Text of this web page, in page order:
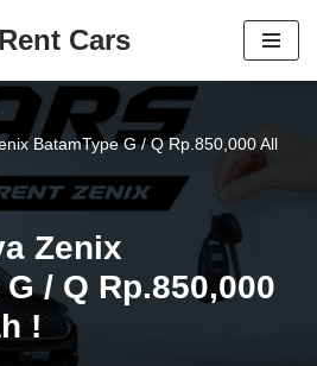
Cars
BatamType G / Q Rp.850,000 All
Zenix
/ Q Rp.850,000
!